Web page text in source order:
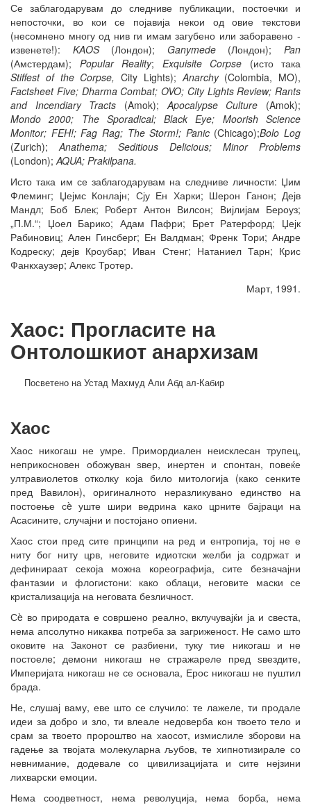
Се заблагодарувам до следниве публикации, постоечки и
непосточки, во кои се појавија некои од овие текстови
(несомнено многу од нив ги имам загубено или заборавено -
извенете!): KAOS(Лондон); Ganymede(Лондон);Pan
(Амстердам); Popular Reality; Exquisite Corpse (исто така
Stiffest of the Corpse, City Lights); Anarchy(Colombia, MO),
Factsheet Five; Dharma Combat; OVO; City Lights Review; Rants
and Incendiary Tracts (Amok); Apocalypse Culture (Amok);
Mondo 2000; The Sporadical; Black Eye; Moorish Science
Monitor; FEH!; Fag Rag; The Storm!; Panic(Chicago);Bolo Log
(Zurich); Anathema; Seditious Delicious; Minor Problems
(London); AQUA; Prakilpana.
Исто така им се заблагодарувам на следниве личности: Џим
Флеминг; Џејмс Конлајн; Сју Ен Харки; Шерон Ганон; Дејв
Мандл; Боб Блек; Роберт Антон Вилсон; Вијлијам Бероуз;
„П.М.“; Џоел Барико; Адам Пафри; Брет Ратерфорд; Џејк
Рабиновиц; Ален Гинсберг; Ен Валдман; Френк Тори; Андре
Кодреску; дејв Кроубар; Иван Стенг; Натаниел Тарн; Крис
Фанкхаузер; Алекс Тротер.
Март, 1991.
Хаос: Прогласите на
Онтолошкиот анархизам
Посветено на Устад Махмуд Али Абд ал-Кабир
Хаос
Хаос никогаш не умре. Примордиален неисклесан трупец,
неприкосновен обожуван ѕвер, инертен и спонтан, повеќе
ултравиолетов отколку која било митологија (како сенките
пред Вавилон), оригиналното неразликувано единство на
постоење сè уште шири ведрина како црните бајраци на
Асасините, случајни и постојано опиени.
Хаос стои пред сите принципи на ред и ентропија, тој не е
ниту бог ниту црв, неговите идиотски желби ја содржат и
дефинираат секоја можна кореографија, сите безначајни
фантазии и флогистони: како облаци, неговите маски се
кристализација на неговата безличност.
Сè во природата е совршено реално, вклучувајќи ја и свеста,
нема апсолутно никаква потреба за загриженост. Не само што
оковите на Законот се разбиени, туку тие никогаш и не
постоеле; демони никогаш не стражареле пред ѕвездите,
Империјата никогаш не се основала, Ерос никогаш не пуштил
брада.
Не, слушај ваму, еве што се случило: те лажеле, ти продале
идеи за добро и зло, ти влеале недоверба кон твоето тело и
срам за твоето пророштво на хаосот, измислиле зборови на
гадење за твојата молекуларна љубов, те хипнотизирале со
невнимание, додевале со цивилизацијата и сите нејзини
лихварски емоции.
Нема соодветност, нема револуција, нема борба, нема